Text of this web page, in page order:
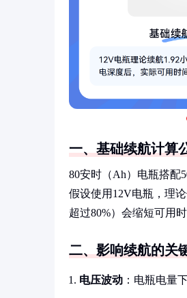
一、基础续航计算
80安时（Ah）电瓶搭配
假设使用12V电瓶，理
超过80%）会缩短可用
二、影响续航的关
电压波动 ：电瓶电量